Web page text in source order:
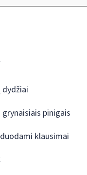
dydžiai
pinigais
klausimai